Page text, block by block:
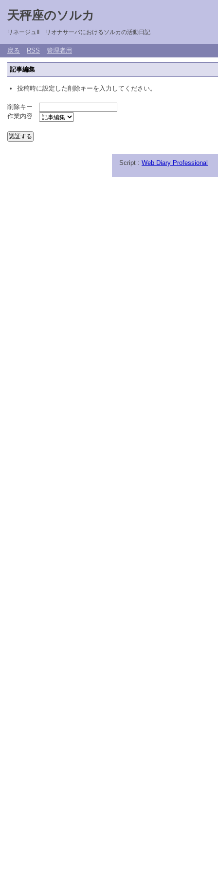
天秤座のソルカ
リネージュII リオナサーバにおけるソルカの活動日記
戻る RSS 管理者用
記事編集
投稿時に設定した削除キーを入力してください。
削除キー
作業内容
Script : Web Diary Professional